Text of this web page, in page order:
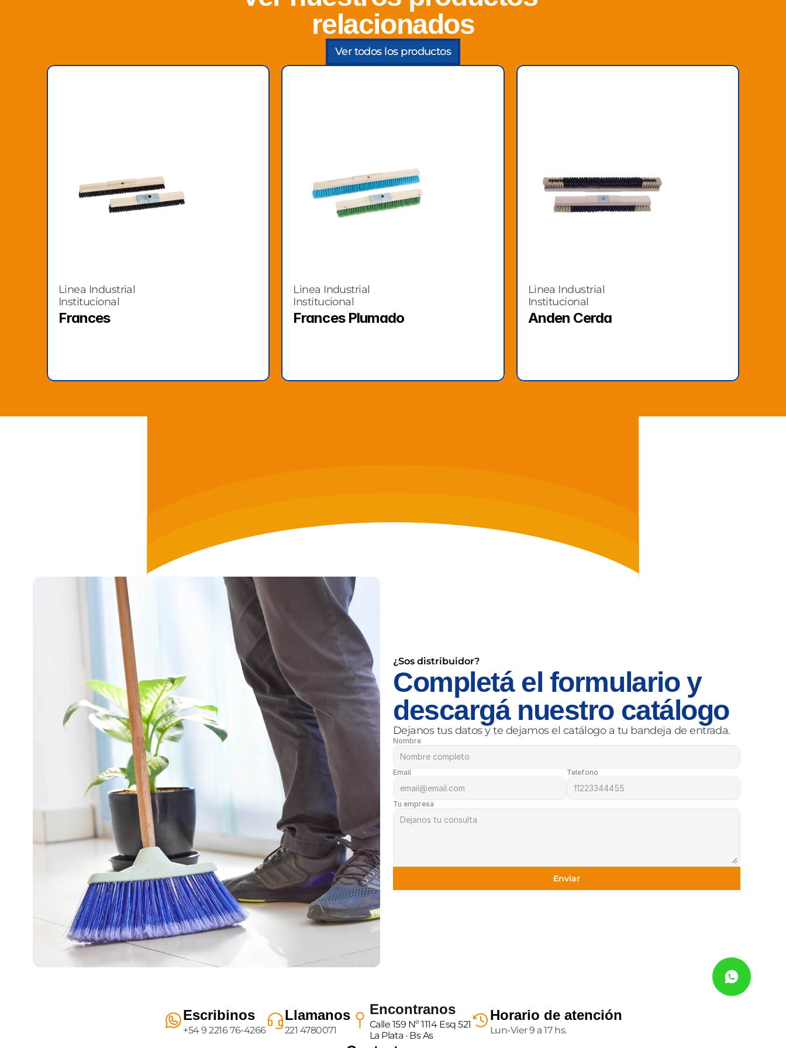
relacionados
Ver todos los productos
Linea Industrial
Institucional
Frances
Linea Industrial
Institucional
Frances Plumado
Linea Industrial
Institucional
Anden Cerda
¿Sos distribuidor?
Completá el formulario y
descargá nuestro catálogo
Dejanos tus datos y te dejamos el catálogo a tu bandeja de entrada.
Nombre
Email Telefono
Tu empresa
Enviar
Escribinos
+54 9 2216 76-4266
Llamanos
221 4780071
Encontranos
Calle 159 Nº 1114 Esq 521
La Plata · Bs As
Horario de atención
Lun-Vier 9 a 17 hs.